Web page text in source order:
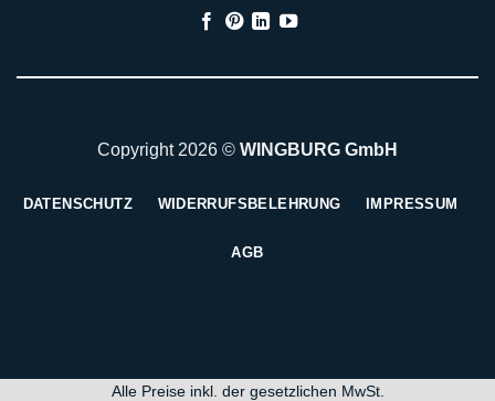
Copyright 2026 © WINGBURG GmbH
DATENSCHUTZ WIDERRUFSBELEHRUNG IMPRESSUM
AGB
Alle Preise inkl. der gesetzlichen MwSt.